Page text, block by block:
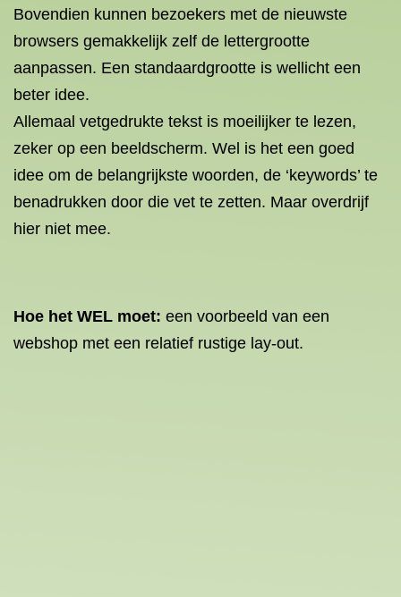
Bovendien kunnen bezoekers met de nieuwste
browsers gemakkelijk zelf de lettergrootte
aanpassen. Een standaardgrootte is wellicht een
beter idee.
Allemaal vetgedrukte tekst is moeilijker te lezen,
zeker op een beeldscherm. Wel is het een goed
idee om de belangrijkste woorden, de ‘keywords’ te
benadrukken door die vet te zetten. Maar overdrijf
hier niet mee.
Hoe het WEL moet: een voorbeeld van een
webshop met een relatief rustige lay-out.